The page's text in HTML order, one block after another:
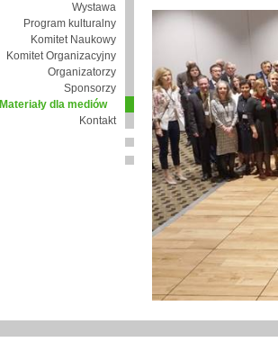
Wystawa
Program kulturalny
Komitet Naukowy
Komitet Organizacyjny
Organizatorzy
Sponsorzy
Materiały dla mediów
Kontakt